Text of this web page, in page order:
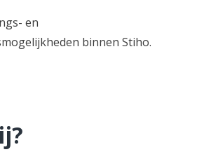
en
binnen Stiho.